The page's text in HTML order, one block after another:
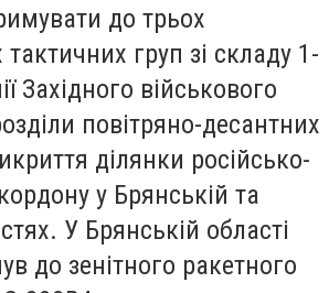
до трьох
груп зі складу 1-
Західного військового
повітряно-десантних
ділянки російсько-
у Брянській та
У Брянській області
до зенітного ракетного